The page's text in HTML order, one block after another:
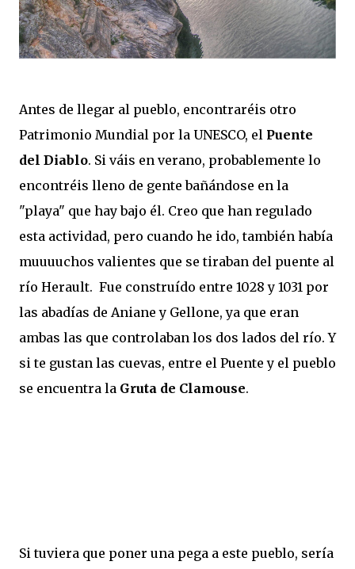
Antes de llegar al pueblo, encontraréis otro
Patrimonio Mundial por la UNESCO, el Puente
del Diablo. Si váis en verano, probablemente lo
encontréis lleno de gente bañándose en la
"playa" que hay bajo él. Creo que han regulado
esta actividad, pero cuando he ido, también había
muuuuchos valientes que se tiraban del puente al
río Herault. Fue construído entre 1028 y 1031 por
las abadías de Aniane y Gellone, ya que eran
ambas las que controlaban los dos lados del río. Y
si te gustan las cuevas, entre el Puente y el pueblo
se encuentra la Gruta de Clamouse.
Si tuviera que poner una pega a este pueblo, sería